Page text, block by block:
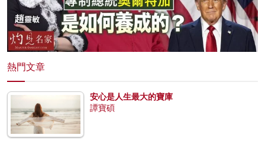
熱門文章
安心是人生最大的寶庫
譚寶碩